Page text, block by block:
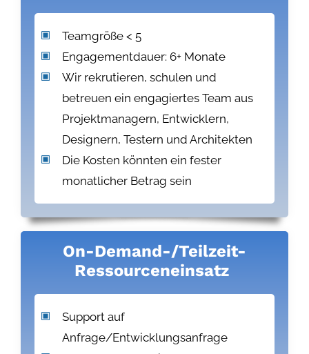
Teamgröße < 5
Engagementdauer: 6+ Monate
Wir rekrutieren, schulen und
betreuen ein engagiertes Team aus
Projektmanagern, Entwicklern,
Designern, Testern und Architekten
Die Kosten könnten ein fester
monatlicher Betrag sein
On-Demand-/Teilzeit-
Ressourceneinsatz
Support auf
Anfrage/Entwicklungsanfrage